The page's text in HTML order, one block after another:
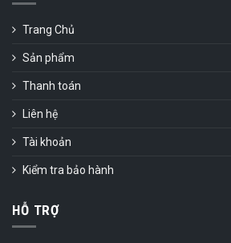
Trang Chủ
Sản phẩm
Thanh toán
Liên hệ
Tài khoản
Kiểm tra bảo hành
HỖ TRỢ